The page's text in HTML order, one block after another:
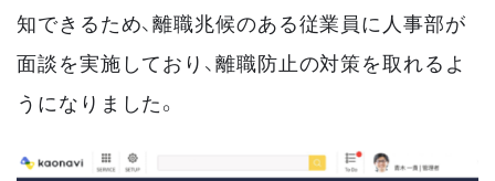
知できるため、離職兆候のある従業員に人事部が
面談を実施しており、離職防止の対策を取れるよ
うになりました。